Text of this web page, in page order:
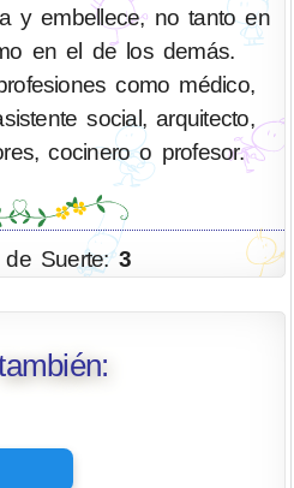
y embellece, no tanto en
en el de los demás.
como médico,
social, arquitecto,
cocinero o profesor.
de Suerte:3